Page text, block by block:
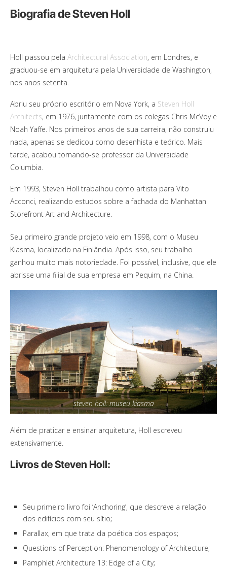
Biografia de Steven Holl
Holl passou pela Architectural Association, em Londres, e
graduou-se em arquitetura pela Universidade de Washington,
nos anos setenta.
Abriu seu próprio escritório em Nova York, a Steven Holl
Architects, em 1976, juntamente com os colegas Chris McVoy e
Noah Yaffe. Nos primeiros anos de sua carreira, não construiu
nada, apenas se dedicou como desenhista e teórico. Mais
tarde, acabou tornando-se professor da Universidade
Columbia.
Em 1993, Steven Holl trabalhou como artista para Vito
Acconci, realizando estudos sobre a fachada do Manhattan
Storefront Art and Architecture.
Seu primeiro grande projeto veio em 1998, com o Museu
Kiasma, localizado na Finlândia. Após isso, seu trabalho
ganhou muito mais notoriedade. Foi possível, inclusive, que ele
abrisse uma filial de sua empresa em Pequim, na China.
steven holl: museu kiasma
Além de praticar e ensinar arquitetura, Holl escreveu
extensivamente.
Livros de Steven Holl:
Seu primeiro livro foi ‘Anchoring’, que descreve a relação
dos edifícios com seu sítio;
Parallax, em que trata da poética dos espaços;
Questions of Perception: Phenomenology of Architecture;
Pamphlet Architecture 13: Edge of a City;